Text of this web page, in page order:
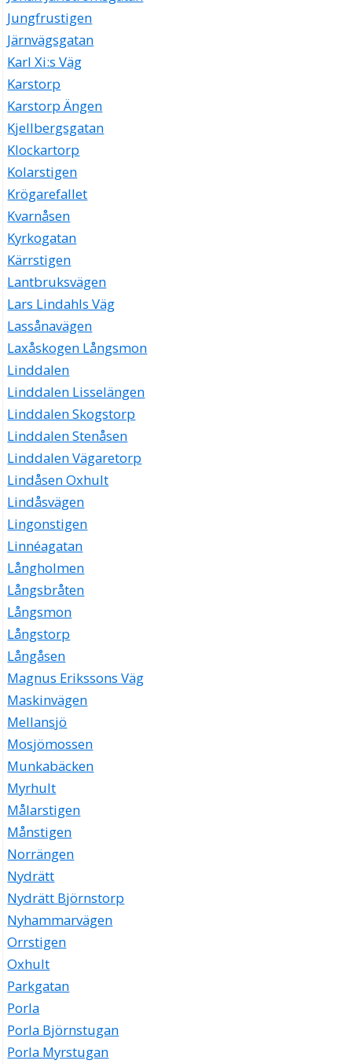
Jungfrustigen
Järnvägsgatan
Karl Xi:s Väg
Karstorp
Karstorp Ängen
Kjellbergsgatan
Klockartorp
Kolarstigen
Krögarefallet
Kvarnåsen
Kyrkogatan
Kärrstigen
Lantbruksvägen
Lars Lindahls Väg
Lassånavägen
Laxåskogen Långsmon
Linddalen
Linddalen Lisselängen
Linddalen Skogstorp
Linddalen Stenåsen
Linddalen Vägaretorp
Lindåsen Oxhult
Lindåsvägen
Lingonstigen
Linnéagatan
Långholmen
Långsbråten
Långsmon
Långstorp
Långåsen
Magnus Erikssons Väg
Maskinvägen
Mellansjö
Mosjömossen
Munkabäcken
Myrhult
Målarstigen
Månstigen
Norrängen
Nydrätt
Nydrätt Björnstorp
Nyhammarvägen
Orrstigen
Oxhult
Parkgatan
Porla
Porla Björnstugan
Porla Myrstugan